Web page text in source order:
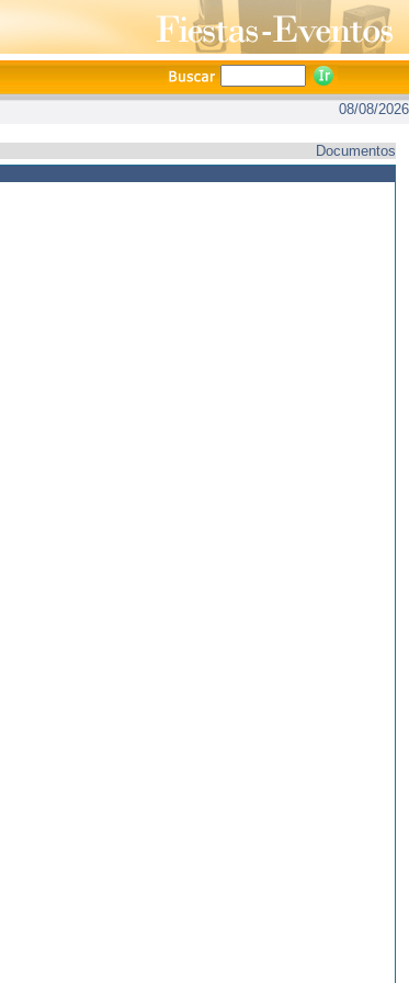
08/08/2026
Documentos